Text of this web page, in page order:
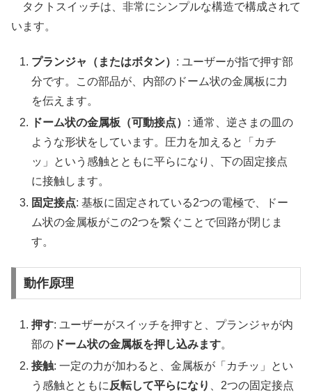
タクトスイッチは、非常にシンプルな構造で構成されて
います。
プランジャ（またはボタン） : ユーザーが指で押す部
分です。この部品が、内部のドーム状の金属板に力
を伝えます。
ドーム状の金属板（可動接点） : 通常、逆さまの皿の
ような形状をしています。圧力を加えると「カチ
ッ」という感触とともに平らになり、下の固定接点
に接触します。
固定接点: 基板に固定されている2つの電極で、ドー
ム状の金属板がこの2つを繋ぐことで回路が閉じま
す。
動作原理
押す: ユーザーがスイッチを押すと、プランジャが内
部の ドーム状の金属板を押し込みます。
接触: 一定の力が加わると、金属板が「カチッ」とい
う感触とともに 反転して平らになり
、2つの固定接点